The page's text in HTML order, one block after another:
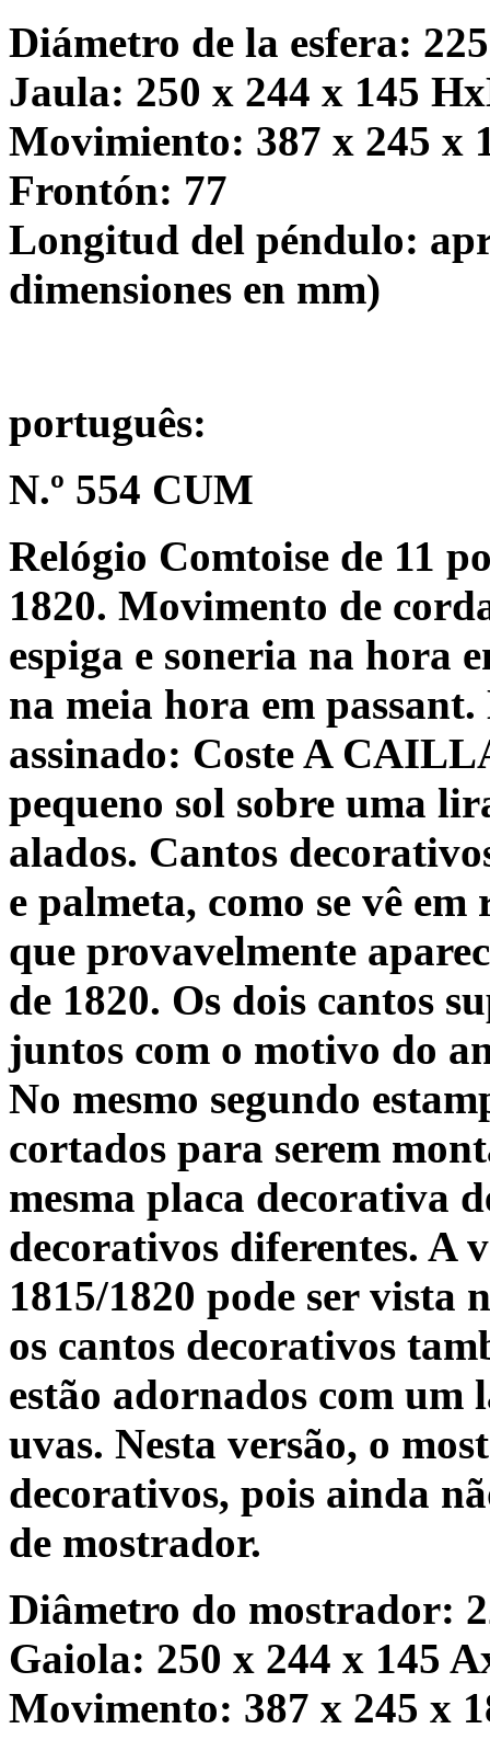
Diámetro de la esfera: 225
Jaula: 250 x 244 x 145
Movimiento: 387 x 245 x
Frontón: 77
Longitud del péndulo:
dimensiones en mm)
português:
N.º 554 CUM
Relógio Comtoise de 11
1820. Movimento de
espiga e soneria na hora
na meia hora em
assinado: Coste A
pequeno sol sobre uma
alados. Cantos
e palmeta, como se vê
que provavelmente
de 1820. Os dois cantos
juntos com o motivo do
No mesmo segundo
cortados para serem
mesma placa decorativa
decorativos diferentes. A
1815/1820 pode ser vista
os cantos decorativos
estão adornados com um
uvas. Nesta versão, o
decorativos, pois ainda
de mostrador.
Diâmetro do mostrador:
Gaiola: 250 x 244 x 145
Movimento: 387 x 245 x